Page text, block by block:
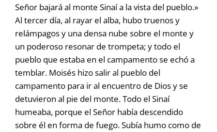
Señor bajará al monte Sinaí a la vista del pueblo.»
Al tercer día, al rayar el alba, hubo truenos y
relámpagos y una densa nube sobre el monte y
un poderoso resonar de trompeta; y todo el
pueblo que estaba en el campamento se echó a
temblar. Moisés hizo salir al pueblo del
campamento para ir al encuentro de Dios y se
detuvieron al pie del monte. Todo el Sinaí
humeaba, porque el Señor había descendido
sobre él en forma de fuego. Subía humo como de